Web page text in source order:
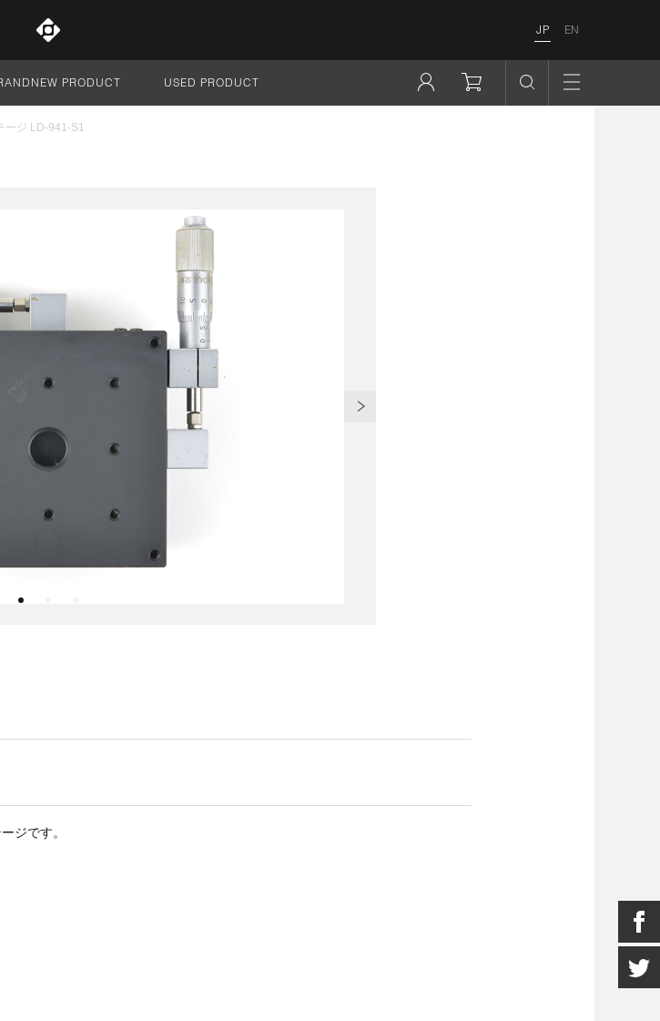
JP EN
PRODUCT USED PRODUCT
ージ LD-941-S1
ジです。